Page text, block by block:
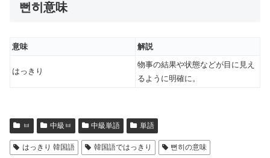
뻔히意味
意味 解説
はっきり
物事の結果や状態などが目に見え
るように明確に。
ㅂ 中級ㅂ 中級単語 単語
はっきり 韓国語 韓国語ではっきり 뻔히の意味